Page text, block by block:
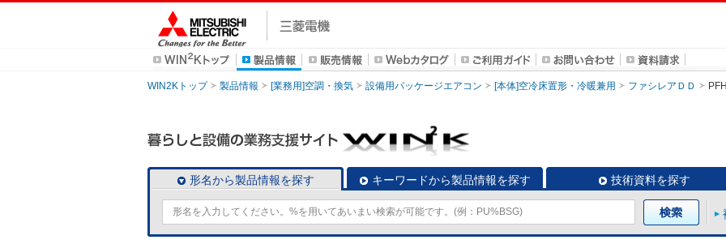
WIN2Kトップ 製品情報 [業務用]空調・換気 設備用パッケージエアコン [本体]空冷床置形・冷暖兼用 ファシレアＤＤ
形名から製品情報を探す キーワードから製品情報を探す 技術資料を探す